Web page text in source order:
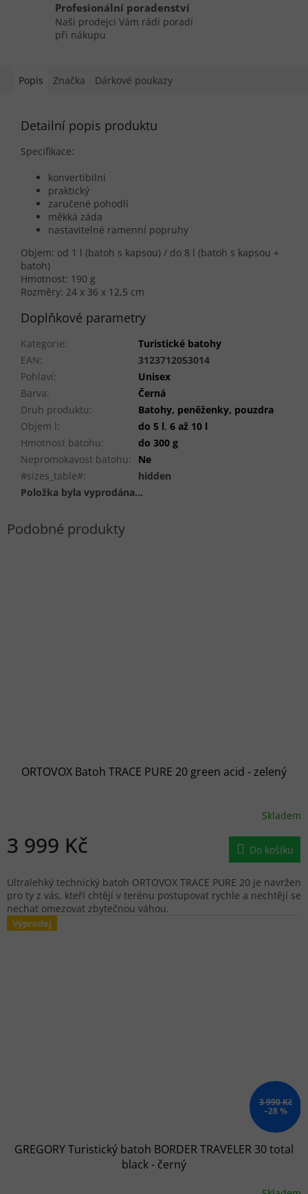
Profesionální poradenství
Naši prodejci Vám rádi poradí
při nákupu
Popis Značka Dárkové poukazy
Detailní popis produktu
Specifikace:
konvertibilní
praktický
zaručené pohodlí
měkká záda
nastavitelné ramenní popruhy
Objem: od 1 l (batoh s kapsou) / do 8 l (batoh s kapsou +
batoh)
Hmotnost: 190 g
Rozměry: 24 x 36 x 12,5 cm
Doplňkové parametry
Kategorie:
Turistické batohy
EAN:
3123712053014
Pohlaví:
Unisex
Barva:
Černá
Druh produktu:
Batohy, peněženky, pouzdra
Objem l: do 5 l, 6 až 10 l
Hmotnost batohu:
do 300 g
Nepromokavost batohu:
Ne
#sizes_table#:
hidden
Položka byla vyprodána…
ORTOVOX Batoh TRACE PURE 20 green acid - zelený
Skladem
3 999 Kč Do košíku
Ultralehký technický batoh ORTOVOX TRACE PURE 20 je navržen
pro ty z vás, kteří chtějí v terénu postupovat rychle a nechtějí se
nechat omezovat zbytečnou váhou.
Výprodej
3 990 Kč
–28 %
GREGORY Turistický batoh BORDER TRAVELER 30 total
black - černý